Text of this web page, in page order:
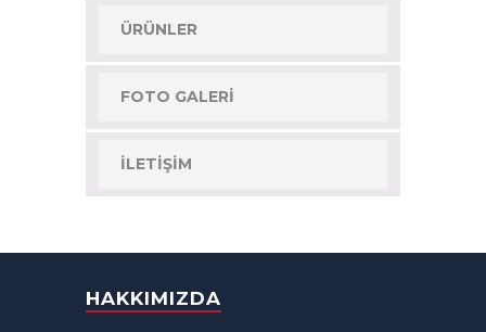
ÜRÜNLER
FOTO GALERI
İLETIŞIM
HAKKIMIZDA